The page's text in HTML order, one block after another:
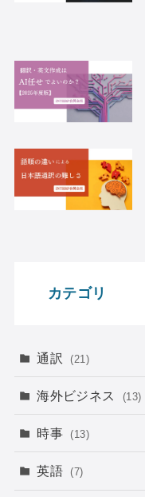
カテゴリ
通訳 (21)
海外ビジネス (13)
時事 (13)
英語 (7)